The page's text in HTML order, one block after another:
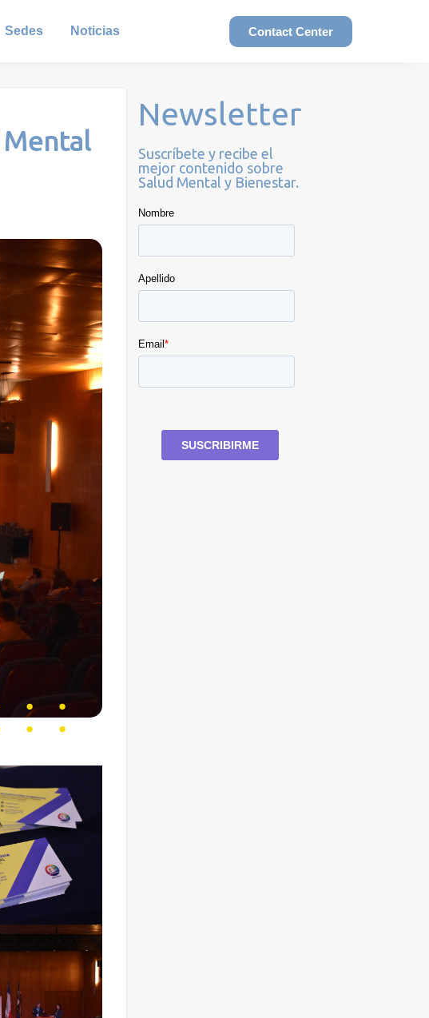
Sedes Noticias Contact Center
Mental
Newsletter
Suscríbete y recibe el
mejor contenido sobre
Salud Mental y Bienestar.